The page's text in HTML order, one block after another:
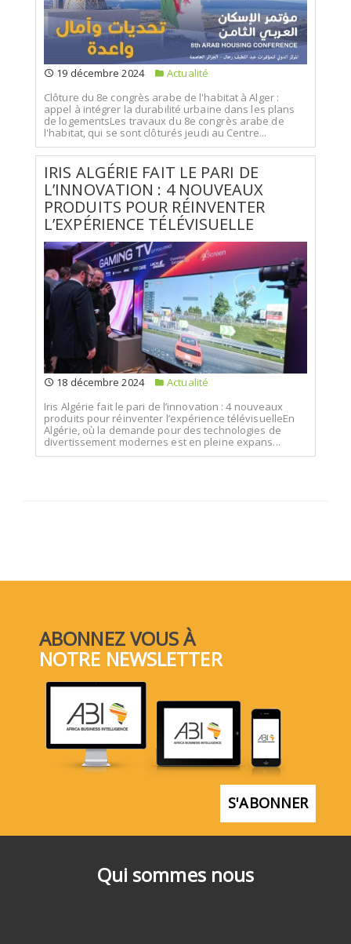
19 décembre 2024
Actualité
Clôture du 8e congrès arabe de l'habitat à Alger :
appel à intégrer la durabilité urbaine dans les plans
de logementsLes travaux du 8e congrès arabe de
l'habitat, qui se sont clôturés jeudi au Centre...
IRIS ALGÉRIE FAIT LE PARI DE
L’INNOVATION : 4 NOUVEAUX
PRODUITS POUR RÉINVENTER
L’EXPÉRIENCE TÉLÉVISUELLE
18 décembre 2024
Actualité
Iris Algérie fait le pari de l’innovation : 4 nouveaux
produits pour réinventer l’expérience télévisuelleEn
Algérie, où la demande pour des technologies de
divertissement modernes est en pleine expans...
Qui sommes nous
ABONNEZ VOUS À
NOTRE NEWSLETTER
S'ABONNER